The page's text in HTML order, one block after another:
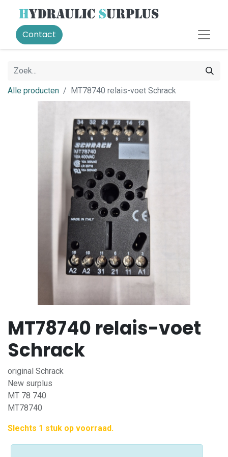
Contact
Alle producten MT78740 relais-voet Schrack
MT78740 relais-voet
Schrack
original Schrack
New surplus
MT 78 740
MT78740
Slechts 1 stuk op voorraad.